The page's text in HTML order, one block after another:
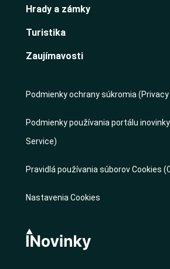
Hrady a zámky
Turistika
Zaujímavosti
Podmienky ochrany súkromia (Privacy
Podmienky používania portálu
Service)
Pravidlá používania súborov Cookies
Nastavenia Cookies